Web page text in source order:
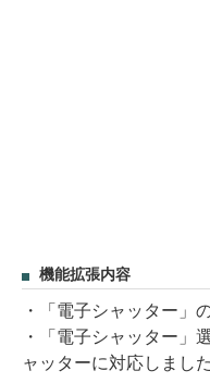
機能拡張内容
・「電子シャッター」
・「電子シャッター」
ャッターに対応しました